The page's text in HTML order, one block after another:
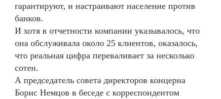
гарантируют, и настраивают население против
банков.
И хотя в отчетности компании указывалось, что
она обслуживала около 25 клиентов, оказалось,
что реальная цифра переваливает за несколько
сотен.
А председатель совета директоров концерна
Борис Немцов в беседе с корреспондентом